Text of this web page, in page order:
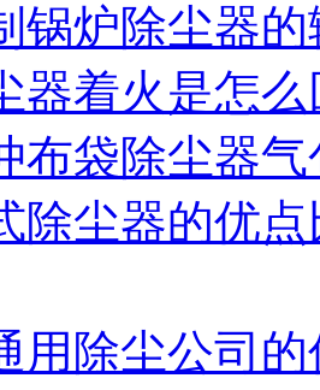
锅炉除尘器
器着火是怎么
布袋除尘器
除尘器的优
用除尘公司